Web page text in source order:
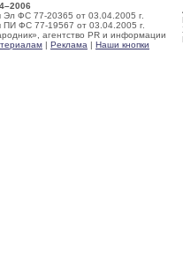
Эл ФС 77-20365 от 03.04.2005 г.
ПИ ФС 77-19567 от 03.04.2005 г.
агентство PR и информации
| Реклама | Наши кнопки